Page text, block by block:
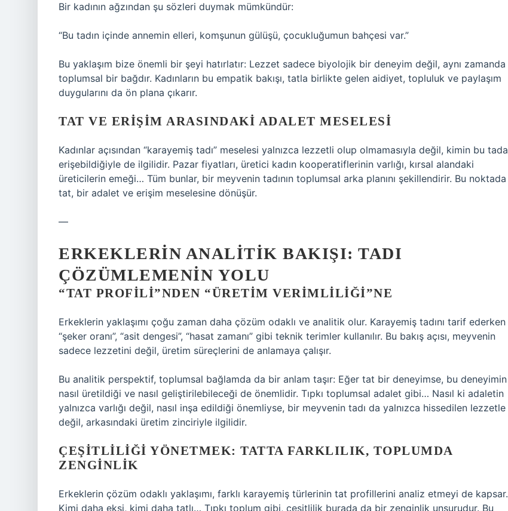
Bir kadının ağzından şu sözleri duymak mümkündür:
“Bu tadın içinde annemin elleri, komşunun gülüşü, çocukluğumun bahçesi var.”
Bu yaklaşım bize önemli bir şeyi hatırlatır: Lezzet sadece biyolojik bir deneyim değil, aynı zamanda
toplumsal bir bağdır. Kadınların bu empatik bakışı, tatla birlikte gelen aidiyet, topluluk ve paylaşım
duygularını da ön plana çıkarır.
TAT VE ERIŞIM ARASINDAKI ADALET MESELESI
Kadınlar açısından “karayemiş tadı” meselesi yalnızca lezzetli olup olmamasıyla değil, kimin bu tada
erişebildiğiyle de ilgilidir. Pazar fiyatları, üretici kadın kooperatiflerinin varlığı, kırsal alandaki
üreticilerin emeği… Tüm bunlar, bir meyvenin tadının toplumsal arka planını şekillendirir. Bu noktada
tat, bir adalet ve erişim meselesine dönüşür.
—
ERKEKLERIN ANALITIK BAKIŞI: TADI
ÇÖZÜMLEMENIN YOLU
“TAT PROFILI”NDEN “ÜRETIM VERIMLILIĞI”NE
Erkeklerin yaklaşımı çoğu zaman daha çözüm odaklı ve analitik olur. Karayemiş tadını tarif ederken
“şeker oranı”, “asit dengesi”, “hasat zamanı” gibi teknik terimler kullanılır. Bu bakış açısı, meyvenin
sadece lezzetini değil, üretim süreçlerini de anlamaya çalışır.
Bu analitik perspektif, toplumsal bağlamda da bir anlam taşır: Eğer tat bir deneyimse, bu deneyimin
nasıl üretildiği ve nasıl geliştirilebileceği de önemlidir. Tıpkı toplumsal adalet gibi… Nasıl ki adaletin
yalnızca varlığı değil, nasıl inşa edildiği önemliyse, bir meyvenin tadı da yalnızca hissedilen lezzetle
değil, arkasındaki üretim zinciriyle ilgilidir.
ÇEŞITLILIĞI YÖNETMEK: TATTA FARKLILIK, TOPLUMDA
ZENGINLIK
Erkeklerin çözüm odaklı yaklaşımı, farklı karayemiş türlerinin tat profillerini analiz etmeyi de kapsar.
Kimi daha ekşi, kimi daha tatlı… Tıpkı toplum gibi, çeşitlilik burada da bir zenginlik unsurudur. Bu